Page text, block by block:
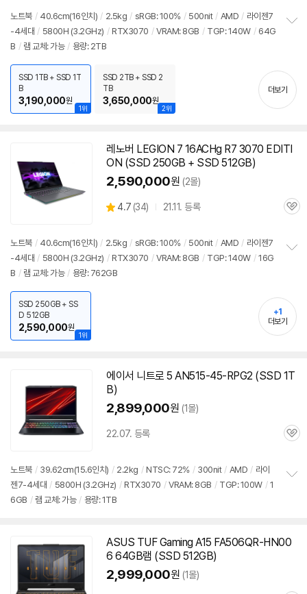
노트북 / 40.6cm(16인치) / 2.5kg / sRGB: 100% / 500nit / AMD / 라이젠7
-4세대 / 5800H (3.2GHz) / RTX3070 / VRAM: 8GB / TGP: 140W / 64G
B / 램 교체: 가능 / 용량: 2TB
기
1위
SSD 1TB + SSD 1T
B
3,190,000원
2위
SSD 2TB + SSD 2
TB
3,650,000원
더보기
레노버 LEGION 7 16ACHg R7 3070 EDITI
ON (SSD 250GB + SSD 512GB)
2,590,000원 (2몰)
별
4.7 (상
34) 21.11. 등록
관
노트북 / 40.6cm(16인치) / 2.5kg / sRGB: 100% / 500nit / AMD / 라이젠7
-4세대 / 5800H (3.2GHz) / RTX3070 / VRAM: 8GB / TGP: 140W / 16G
B / 램 교체: 가능 / 용량: 762GB
기
1위
SSD 250GB + SS
D 512GB
2,590,000원
+1
더보기
에이서 니트로 5 AN515-45-RPG2 (SSD 1T
B)
2,899,000원 (1몰)
22.07. 등록
관
노트북 / 39.62cm(15.6인치) / 2.2kg / NTSC: 72% / 300nit / AMD / 라이
젠7-4세대 / 5800H (3.2GHz) / RTX3070 / VRAM: 8GB / TGP: 100W / 1
6GB / 램 교체: 가능 / 용량: 1TB
ASUS TUF Gaming A15 FA506QR-HN00
6 64GB램 (SSD 512GB)
2,999,000원 (1몰)